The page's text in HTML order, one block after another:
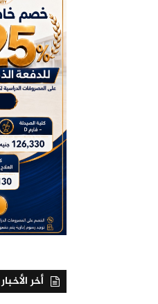
أخر الأخبار